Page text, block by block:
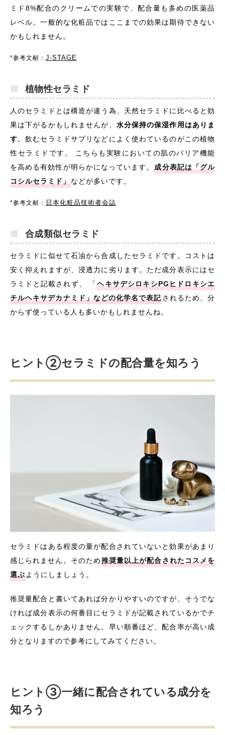
ミド8%配合のクリームでの実験で、配合量も多めの医薬品
レベル。一般的な化粧品ではここまでの効果は期待できない
かもしれません。
*参考文献： J-STAGE
植物性セラミド
人のセラミドとは構造が違う為、天然セラミドに比べると効
果は下がるかもしれませんが、 水分保持の保湿作用はありま
す。飲むセラミドサプリなどによく使わているのがこの植物
性セラミドです。 こちらも実験においての肌のバリア機能
を高める有効性が明らかになっています。 成分表記は「グル
コシルセラミド」
などが多いです。
*参考文献： 日本化粧品技術者会誌
合成類似セラミド
セラミドに似せて石油から合成したセラミドです。コストは
安く抑えれますが、浸透力に劣ります。ただ成分表示にはセ
ラミドと記載されず、 「 ヘキサデシロキシPGヒドロキシエ
チルヘキサデカナミド」などの化学名で表記されるため、分
からず使っている人も多いかもしれませんね。
ヒント②セラミドの配合量を知ろう
セラミドはある程度の量が配合されていないと効果があまり
感じられません。そのため推奨量以上が配合されたコスメを
選ぶようにしましょう。
推奨量配合と書いてあれば分かりやすいのですが、そうでな
ければ成分表示の何番目にセラミドが記載されているかでチ
ェックするしかありません。早い順番ほど、配合率が高い成
分となりますので参考にしてみてください。
ヒント③一緒に配合されている成分を
知ろう